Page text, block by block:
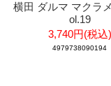
横田 ダルマ マクラ
ol.19
3,740円(税込)
4979738090194